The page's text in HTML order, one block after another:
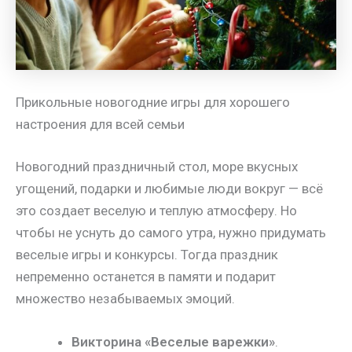
Прикольные новогодние игры для хорошего
настроения для всей семьи
Новогодний праздничный стол, море вкусных
угощений, подарки и любимые люди вокруг — всё
это создает веселую и теплую атмосферу. Но
чтобы не уснуть до самого утра, нужно придумать
веселые игры и конкурсы. Тогда праздник
непременно останется в памяти и подарит
множество незабываемых эмоций.
Викторина «Веселые варежки».